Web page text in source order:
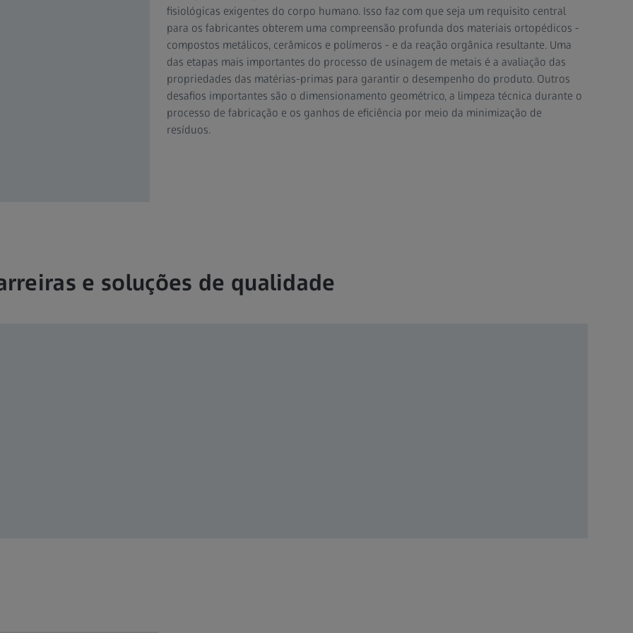
fisiológicas exigentes do corpo humano. Isso faz com que seja um requisito central
para os fabricantes obterem uma compreensão profunda dos materiais ortopédicos -
compostos metálicos, cerâmicos e polímeros - e da reação orgânica resultante. Uma
das etapas mais importantes do processo de usinagem de metais é a avaliação das
propriedades das matérias-primas para garantir o desempenho do produto. Outros
desafios importantes são o dimensionamento geométrico, a limpeza técnica durante o
processo de fabricação e os ganhos de eficiência por meio da minimização de
resíduos.
e soluções de qualidade